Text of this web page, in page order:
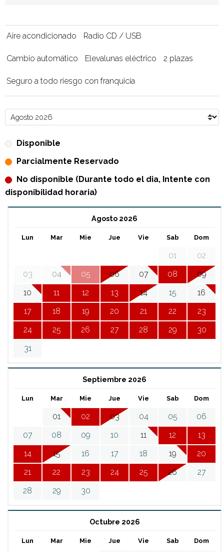
Aire acondicionado Radio CD / USB
Cambio automático Elevalunas eléctrico 2 plazas
Seguro a todo riesgo con franquicia
Disponible
Parcialmente Reservado
No disponible (Durante todo el dia, Intente con
disponibilidad horaria)
Agosto 2026
Lun Mar Mie Jue Vie Sab Dom
01
02
03
04 05 06 07 08
09
10
11 12 13 14 15
16
17
18 19 20 21 22
23
24
25 26 27 28 29
30
31
Septiembre 2026
Lun Mar Mie Jue Vie Sab Dom
01 02 03 04 05
06
07
08 09 10 11 12
13
14
15 16 17 18 19
20
21
22 23 24 25 26
27
28
29 30
Octubre 2026
Lun Mar Mie Jue Vie Sab Dom